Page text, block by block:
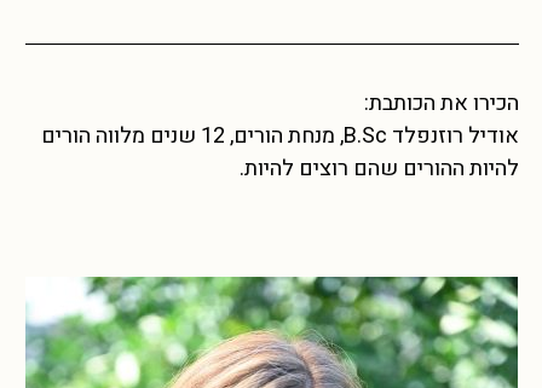
הכירו את הכותבת:
אודיל רוזנפלד B.Sc, מנחת הורים, 12 שנים מלווה הורים
להיות ההורים שהם רוצים להיות.